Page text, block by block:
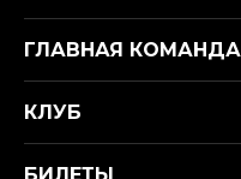
ГЛАВНАЯ КОМАНДА
КЛУБ